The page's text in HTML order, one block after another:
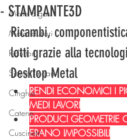
Molle a gas
Motoriduttori
Riduttori
Sistemi lineari
Cinghie
Catene
Cuscinetti
- STAMPANTE3D
Ricambi,
lotti grazie alla
Desktop Metal
RENDI ECONOMICI I
MEDI LAVORI
PRODUCI GEOMETRIE
ERANO IMPOSSIBILI